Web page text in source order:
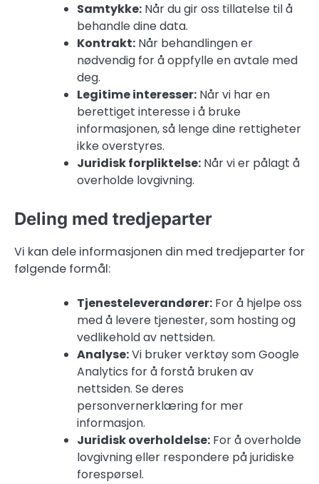
Samtykke: Når du gir oss tillatelse til å
behandle dine data.
Kontrakt: Når behandlingen er
nødvendig for å oppfylle en avtale med
deg.
Legitime interesser: Når vi har en
berettiget interesse i å bruke
informasjonen, så lenge dine rettigheter
ikke overstyres.
Juridisk forpliktelse: Når vi er pålagt å
overholde lovgivning.
Deling med tredjeparter
Vi kan dele informasjonen din med tredjeparter for
følgende formål:
Tjenesteleverandører: For å hjelpe oss
med å levere tjenester, som hosting og
vedlikehold av nettsiden.
Analyse:Vi bruker verktøy som Google
Analytics for å forstå bruken av
nettsiden. Se deres
personvernerklæring for mer
informasjon.
Juridisk overholdelse: For å overholde
lovgivning eller respondere på juridiske
forespørsel.